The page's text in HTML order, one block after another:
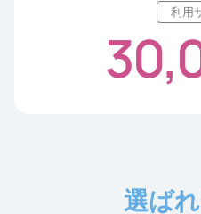
利用
選ば